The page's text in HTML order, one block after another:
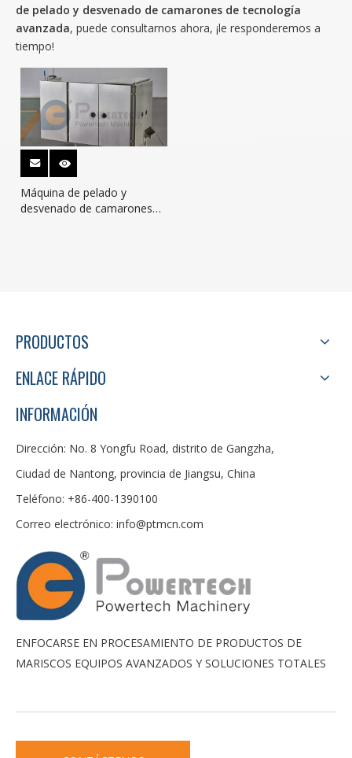
de pelado y desvenado de camarones de tecnología
avanzada, puede consultarnos ahora, ¡le responderemos a
tiempo!
Máquina de pelado y
desvenado de camarones
PRODUCTOS
ENLACE RÁPIDO
INFORMACIÓN
Dirección: No. 8 Yongfu Road, distrito de Gangzha,
Ciudad de Nantong, provincia de Jiangsu, China
Teléfono: +86-400-1390100
Correo electrónico: info@ptmcn.com
ENFOCARSE EN PROCESAMIENTO DE PRODUCTOS DE
MARISCOS EQUIPOS AVANZADOS Y SOLUCIONES TOTALES